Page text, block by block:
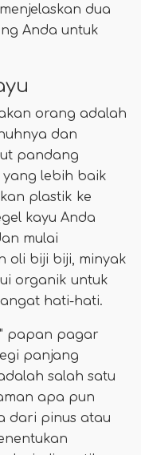
dua
Anda untuk
orang adalah
dan
pandang
lebih baik
plastik ke
kayu Anda
mulai
oli biji biji, minyak
organik untuk
hati-hati.
papan pagar
panjang
salah satu
apa pun
dari pinus atau